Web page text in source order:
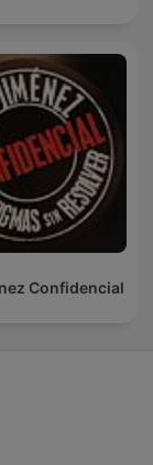
Confidencial